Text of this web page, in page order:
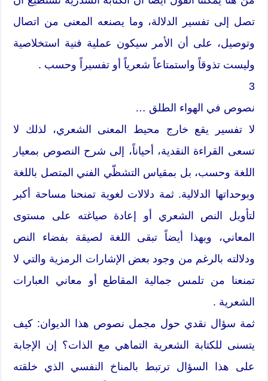
تصل إلى تفسير الدلالة، وما يصنعه المعنى من اتصال
وتوصيل، على أن الأمر سيكون عملية فنية استخلاصية
وليست تذوقاً واستمتاعاً شعرياً أو تفسيراً وحسب .
3
نصوص في الهواء الطلق …
لا تفسير يقع خارج محيط المعنى الشعري، لذلك لا
تسعى القراءة النقدية، أحياناً، إلى شرح النصوص بمعيار
اللغة وحسب، بل بمقياس التشظّي الفني المتصل باللغة
وبوحداتها الدلالية. ثمة دلالات لغوية تمنحنا مساحة أكبر
لتأويل النص الشعري أو إعادة صياغته على مستوى
المعاني، وبهذا أيضاً تبقى اللغة لصيقة بفضاء النص
ودلالته بالرغم من وجود بعض الإشارات الرمزية والتي لا
تمنعنا من تلمس جمالية المقاطع أو معاني العبارات
الشعرية .
ثمة سؤال نقدي حول مجمل نصوص هذا الديوان: كيف
يتسنى للكتابة الشعرية التماهي مع الذات؟ إن الإجابة
على هذا السؤال ترتبط بالمناخ النفسي الذي خلقته